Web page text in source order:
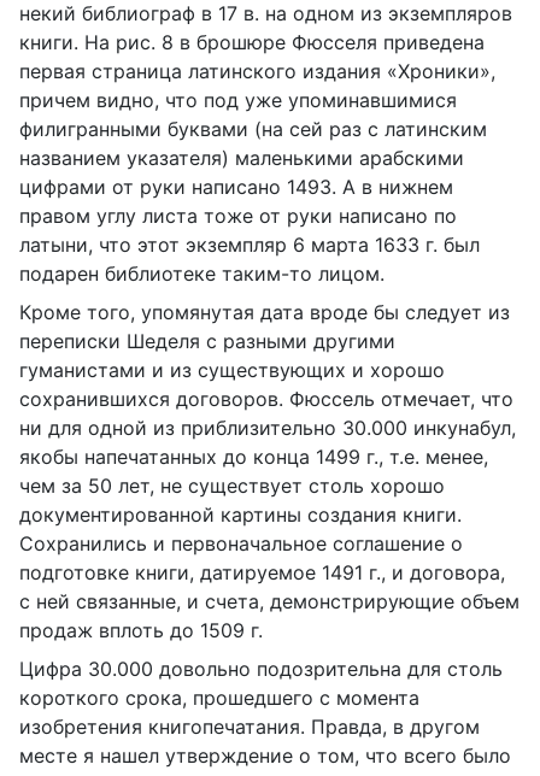
некий библиограф в 17 в. на одном из экземпляров
книги. На рис. 8 в брошюре Фюсселя приведена
первая страница латинского издания «Хроники»,
причем видно, что под уже упоминавшимися
филигранными буквами (на сей раз с латинским
названием указателя) маленькими арабскими
цифрами от руки написано 1493. А в нижнем
правом углу листа тоже от руки написано по
латыни, что этот экземпляр 6 марта 1633 г. был
подарен библиотеке таким-то лицом.
Кроме того, упомянутая дата вроде бы следует из
переписки Шеделя с разными другими
гуманистами и из существующих и хорошо
сохранившихся договоров. Фюссель отмечает, что
ни для одной из приблизительно 30.000 инкунабул,
якобы напечатанных до конца 1499 г., т.е. менее,
чем за 50 лет, не существует столь хорошо
документированной картины создания книги.
Сохранились и первоначальное соглашение о
подготовке книги, датируемое 1491 г., и договора,
с ней связанные, и счета, демонстрирующие объем
продаж вплоть до 1509 г.
Цифра 30.000 довольно подозрительна для столь
короткого срока, прошедшего с момента
изобретения книгопечатания. Правда, в другом
месте я нашел утверждение о том, что всего было